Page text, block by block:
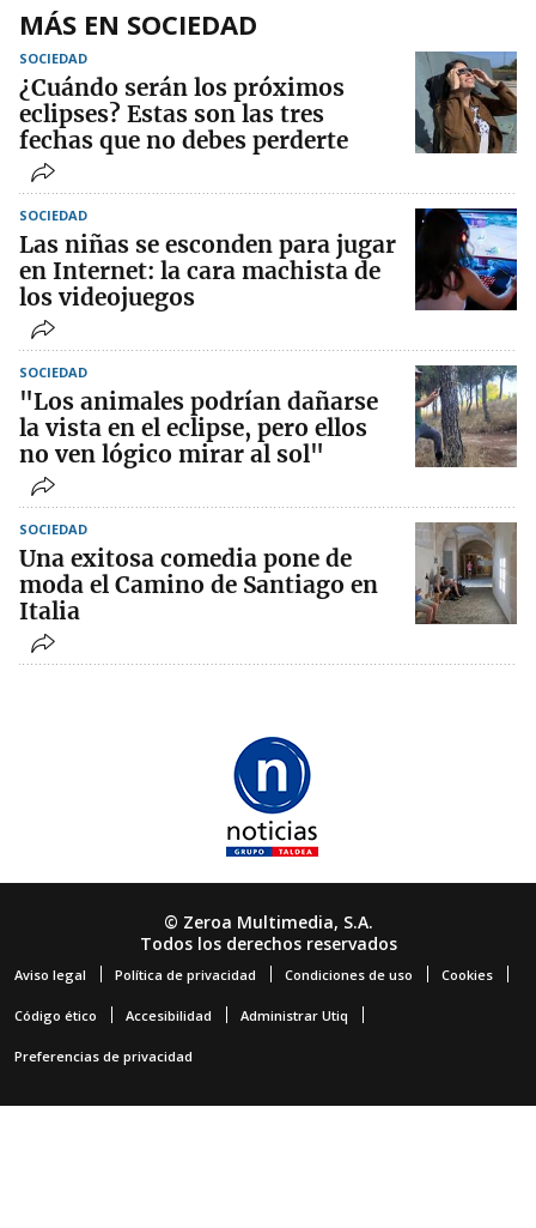
MÁS EN SOCIEDAD
SOCIEDAD
¿Cuándo serán los próximos
eclipses? Estas son las tres
fechas que no debes perderte
SOCIEDAD
Las niñas se esconden para jugar
en Internet: la cara machista de
los videojuegos
SOCIEDAD
"Los animales podrían dañarse
la vista en el eclipse, pero ellos
no ven lógico mirar al sol"
SOCIEDAD
Una exitosa comedia pone de
moda el Camino de Santiago en
Italia
© Zeroa Multimedia, S.A.
Todos los derechos reservados
Aviso legal Política de privacidad Condiciones de uso Cookies
Código ético Accesibilidad Administrar Utiq
Preferencias de privacidad